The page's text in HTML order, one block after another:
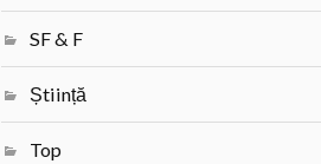
SF & F
Știință
Top